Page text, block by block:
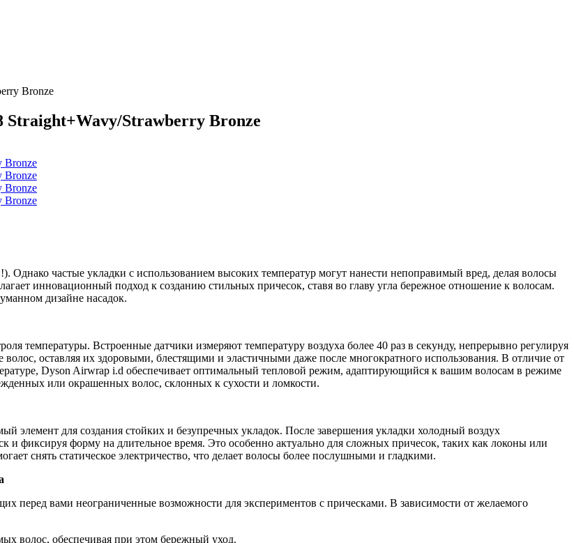
Bronze
Straight+Wavy/Strawberry Bronze
частые укладки с использованием высоких температур могут нанести непоправимый вред, делая волосы
инновационный подход к созданию стильных причесок, ставя во главу угла бережное отношение к волосам.
дизайне насадок.
температуры. Встроенные датчики измеряют температуру воздуха более 40 раз в секунду, непрерывно регулируя
оставляя их здоровыми, блестящими и эластичными даже после многократного использования. В отличие от
Dyson Airwrap i.d обеспечивает оптимальный тепловой режим, адаптирующийся к вашим волосам в режиме
или окрашенных волос, склонных к сухости и ломкости.
элемент для создания стойких и безупречных укладок. После завершения укладки холодный воздух
и фиксируя форму на длительное время. Это особенно актуально для сложных причесок, таких как локоны или
снять статическое электричество, что делает волосы более послушными и гладкими.
перед вами неограниченные возможности для экспериментов с прическами. В зависимости от желаемого
волос, обеспечивая при этом бережный уход.